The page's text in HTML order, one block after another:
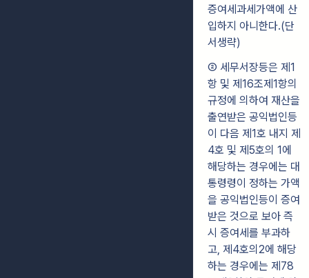
증여세과세가액에 산
입하지 아니한다.(단
서생략)
② 세무서장등은 제1
항 및 제16조제1항의
규정에 의하여 재산을
출연받은 공익법인등
이 다음 제1호 내지 제
4호 및 제5호의 1에
해당하는 경우에는 대
통령령이 정하는 가액
을 공익법인등이 증여
받은 것으로 보아 즉
시 증여세를 부과하
고, 제4호의2에 해당
하는 경우에는 제78